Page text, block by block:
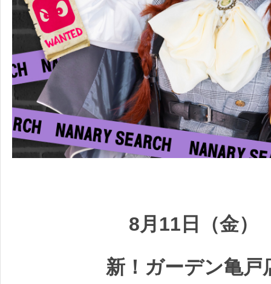
8月11日（金）
新！ガーデン亀戸